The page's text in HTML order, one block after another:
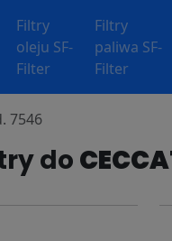
Filtry
oleju SF-
Filter
Filtry
paliwa SF-
Filter
7546
do